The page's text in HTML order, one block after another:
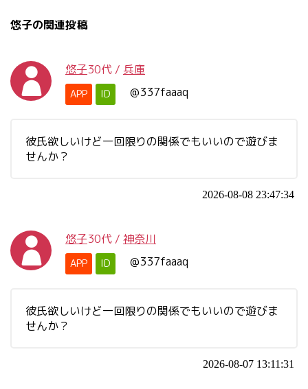
悠子の関連投稿
悠子30代 / 兵庫
APP ID @337faaaq
彼氏欲しいけど一回限りの関係でもいいので遊びま
せんか？
2026-08-08 23:47:34
悠子30代 / 神奈川
APP ID @337faaaq
彼氏欲しいけど一回限りの関係でもいいので遊びま
せんか？
2026-08-07 13:11:31